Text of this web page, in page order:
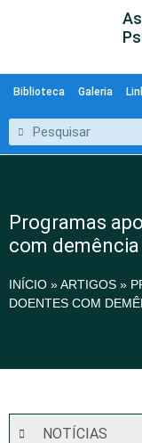
Biblioteca Galeria
Programas
com demência
INÍCIO »ARTIGOS »
DOENTES COM
NOTÍCIAS